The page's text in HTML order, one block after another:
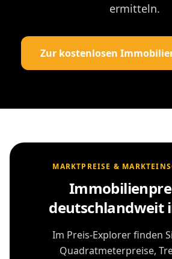
ermitteln.
Zur kostenlosen
MARKTPREISE &
deutschlandweit
Im Preis-Explorer finden
Quadratmeterpreise,